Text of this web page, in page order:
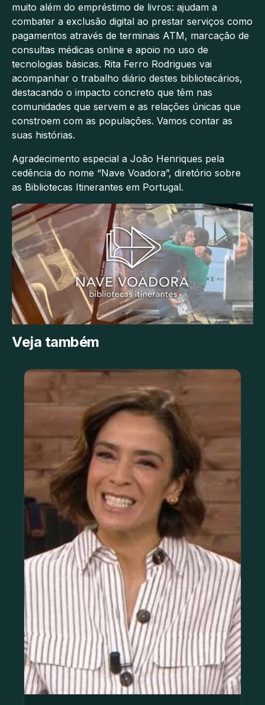
muito além do empréstimo de livros: ajudam a
combater a exclusão digital ao prestar serviços como
pagamentos através de terminais ATM, marcação de
consultas médicas online e apoio no uso de
tecnologias básicas. Rita Ferro Rodrigues vai
acompanhar o trabalho diário destes bibliotecários,
destacando o impacto concreto que têm nas
comunidades que servem e as relações únicas que
constroem com as populações. Vamos contar as
suas histórias.
Agradecimento especial a João Henriques pela
cedência do nome “Nave Voadora”, diretório sobre
as Bibliotecas Itinerantes em Portugal.
Veja também